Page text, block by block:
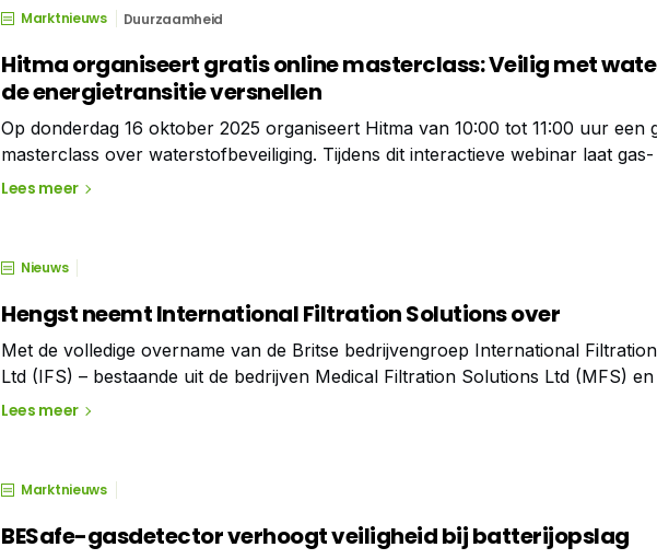
Marktnieuws Duurzaamheid
Hitma organiseert gratis online masterclass: Veilig met
de energietransitie versnellen
Op donderdag 16 oktober 2025 organiseert Hitma van 10:00 tot 11:00 uur een
masterclass over waterstofbeveiliging. Tijdens dit interactieve webinar laat
vlamdetectiespecialist Peter Adema zien hoe veiligheidsfunctionarissen,
Lees meer
Nieuws
Hengst neemt International Filtration Solutions over
Met de volledige overname van de Britse bedrijvengroep International
Ltd (IFS) – bestaande uit de bedrijven Medical Filtration Solutions Ltd (MFS)
Filtration Solutions Ltd (AFS) – versterkt de Hengst Group zijn expertise op het
Lees meer
Marktnieuws
BESafe-gasdetector verhoogt veiligheid bij batterijopslag